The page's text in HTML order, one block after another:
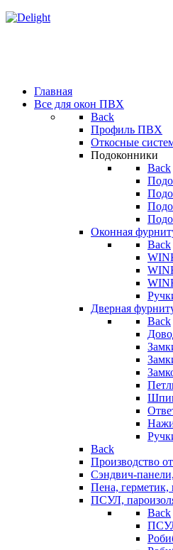
Главная
Все для окон ПВХ
Back
Профиль ПВХ
Откосные
Подоконники
Back
Оконная
Back
Дверная
Back
Back
Производство
Сэндвич-
Пена, герметик,
ПСУЛ,
Back